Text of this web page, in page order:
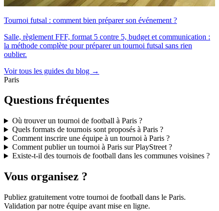
Tournoi futsal : comment bien préparer son événement ?
Salle, règlement FFF, format 5 contre 5, budget et communication :
la méthode complète pour préparer un tournoi futsal sans rien
oublier.
Voir tous les guides du blog →
Paris
Questions fréquentes
Où trouver un tournoi de football à Paris ?
Quels formats de tournois sont proposés à Paris ?
Comment inscrire une équipe à un tournoi à Paris ?
Comment publier un tournoi à Paris sur PlayStreet ?
Existe-t-il des tournois de football dans les communes voisines ?
Vous organisez ?
Publiez gratuitement votre tournoi de football dans le Paris.
Validation par notre équipe avant mise en ligne.